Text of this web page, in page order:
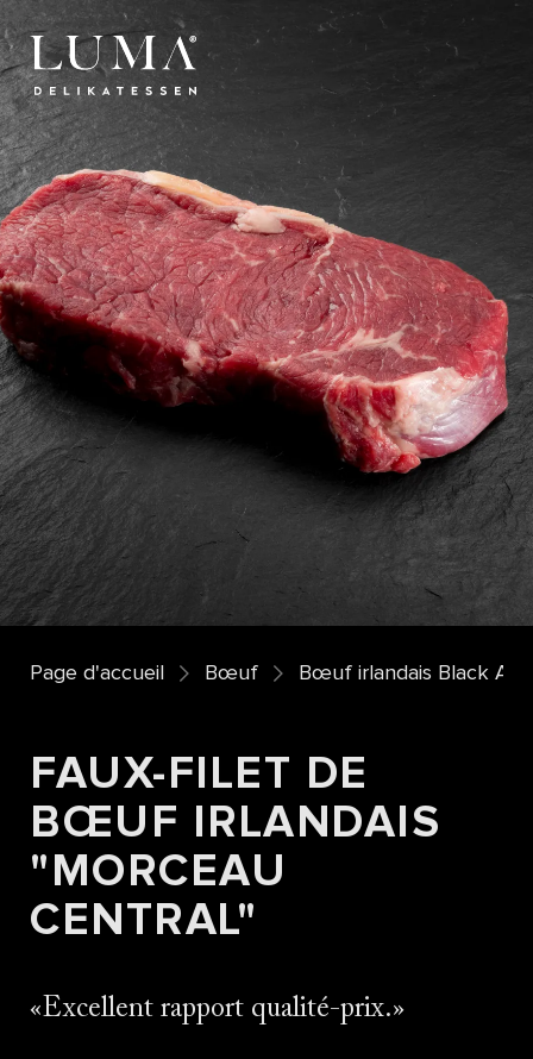
Page d'accueil Bœuf Bœuf irlandais Black
FAUX-FILET DE
BŒUF IRLANDAIS
"MORCEAU
CENTRAL"
Excellent rapport qualité-prix.